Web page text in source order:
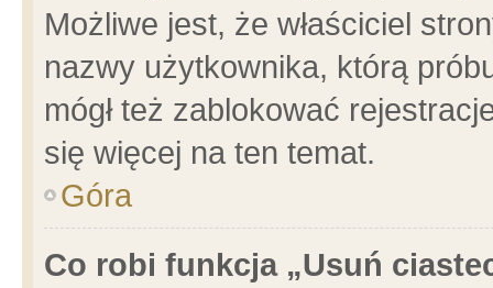
Możliwe jest, że właściciel
nazwy użytkownika, którą
mógł też zablokować
się więcej na ten temat.
Góra
Co robi funkcja „Usuń